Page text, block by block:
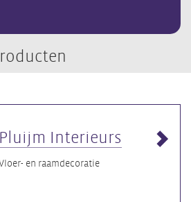
Pluijm Interieurs
en raamdecoratie